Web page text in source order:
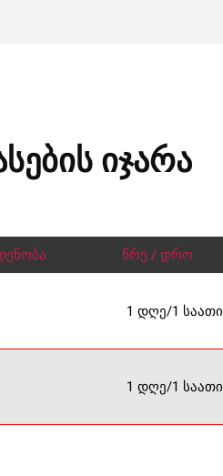
იჯარა
წრე / დრო
1 დღე/1 საათი
1 დღე/1 საათი